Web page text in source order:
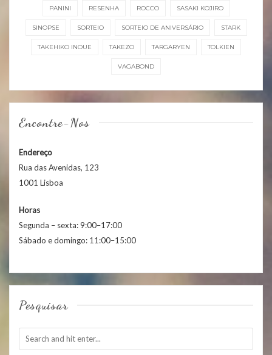
PANINI RESENHA ROCCO SASAKI KOJIRO
SINOPSE SORTEIO SORTEIO DE ANIVERSÁRIO STARK
TAKEHIKO INOUE TAKEZO TARGARYEN TOLKIEN
VAGABOND
Encontre-Nos
Endereço
Rua das Avenidas, 123
1001 Lisboa
Horas
Segunda – sexta: 9:00–17:00
Sábado e domingo: 11:00–15:00
Pesquisar